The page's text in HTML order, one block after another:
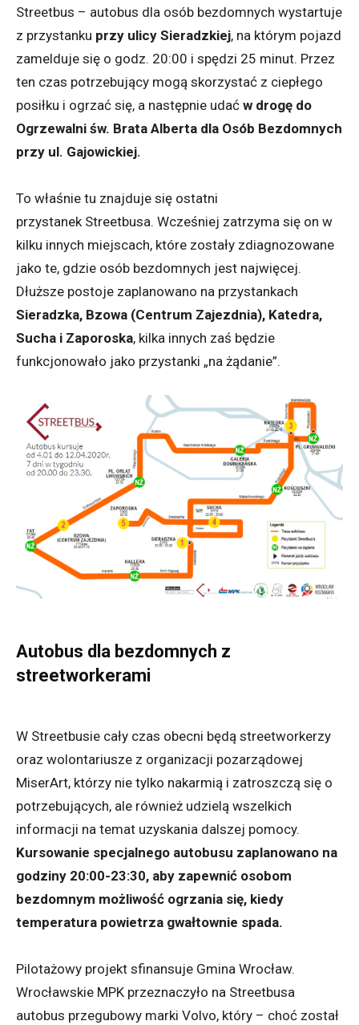
Streetbus – autobus dla osób bezdomnych wystartuje
z przystanku przy ulicy Sieradzkiej, na którym pojazd
zamelduje się o godz. 20:00 i spędzi 25 minut. Przez
ten czas potrzebujący mogą skorzystać z ciepłego
posiłku i ogrzać się, a następnie udać w drogę do
Ogrzewalni św. Brata Alberta dla Osób Bezdomnych
przy ul. Gajowickiej.
To właśnie tu znajduje się ostatni
przystanek Streetbusa. Wcześniej zatrzyma się on w
kilku innych miejscach, które zostały zdiagnozowane
jako te, gdzie osób bezdomnych jest najwięcej.
Dłuższe postoje zaplanowano na przystankach
Sieradzka, Bzowa (Centrum Zajezdnia), Katedra,
Sucha i Zaporoska, kilka innych zaś będzie
funkcjonowało jako przystanki „na żądanie”.
Autobus dla bezdomnych z
streetworkerami
W Streetbusie cały czas obecni będą streetworkerzy
oraz wolontariusze z organizacji pozarządowej
MiserArt, którzy nie tylko nakarmią i zatroszczą się o
potrzebujących, ale również udzielą wszelkich
informacji na temat uzyskania dalszej pomocy.
Kursowanie specjalnego autobusu zaplanowano na
godziny 20:00-23:30, aby zapewnić osobom
bezdomnym możliwość ogrzania się, kiedy
temperatura powietrza gwałtownie spada.
Pilotażowy projekt sfinansuje Gmina Wrocław.
Wrocławskie MPK przeznaczyło na Streetbusa
autobus przegubowy marki Volvo, który – choć został